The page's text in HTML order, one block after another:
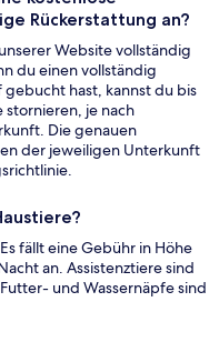
Rückerstattung an?
Website vollständig
du einen vollständig
hast, kannst du bis
stornieren, je nach
Die genauen
der jeweiligen Unterkunft
fällt eine Gebühr in Höhe
an. Assistenztiere sind
und Wassernäpfe sind